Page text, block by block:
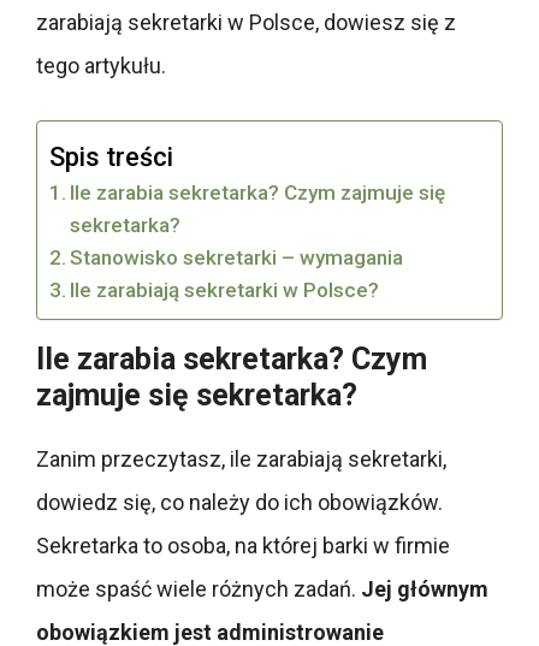
zarabiają sekretarki w Polsce, dowiesz się z
tego artykułu.
Spis treści
Ile zarabia sekretarka? Czym zajmuje się
sekretarka?
Stanowisko sekretarki – wymagania
Ile zarabiają sekretarki w Polsce?
Ile zarabia sekretarka? Czym
zajmuje się sekretarka?
Zanim przeczytasz, ile zarabiają sekretarki,
dowiedz się, co należy do ich obowiązków.
Sekretarka to osoba, na której barki w firmie
może spaść wiele różnych zadań. Jej głównym
obowiązkiem jest administrowanie